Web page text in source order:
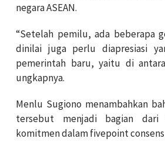
negara ASEAN.
“Setelah pemilu, ada beberapa
dinilai juga perlu diapresiasi
pemerintah baru, yaitu di
ungkapnya.
Menlu Sugiono menambahkan
tersebut menjadi bagian dari
komitmen dalam fivepoint